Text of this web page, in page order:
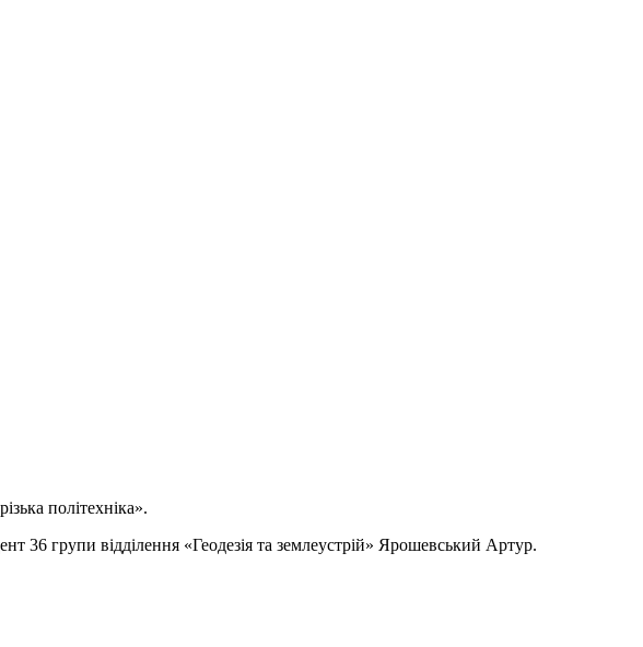
політехніка».
групи відділення «Геодезія та землеустрій» Ярошевський Артур.